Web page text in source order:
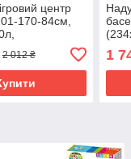
центр
170-84см,
Intex 57165
2 012 ₴ 1